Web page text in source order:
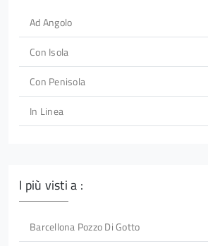
Ad Angolo
Con Isola
Con Penisola
In Linea
I più visti a :
Barcellona Pozzo Di Gotto